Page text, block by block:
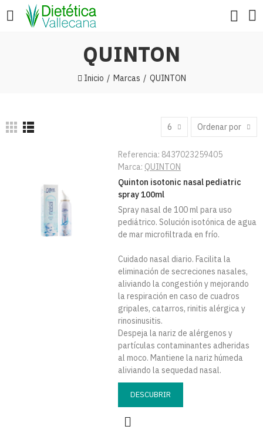
QUINTON
Inicio Marcas QUINTON
6 Ordenar por
Referencia: 8437023259405
Marca: QUINTON
Quinton isotonic nasal pediatric
spray 100ml
Spray nasal de 100 ml para uso
pediátrico. Solución isotónica de agua
de mar microfiltrada en frío.
Cuidado nasal diario. Facilita la
eliminación de secreciones nasales,
aliviando la congestión y mejorando
la respiración en caso de cuadros
gripales, catarros, rinitis alérgica y
rinosinusitis.
Despeja la nariz de alérgenos y
partículas contaminantes adheridas
al moco. Mantiene la nariz húmeda
aliviando la sequedad nasal.
DESCUBRIR